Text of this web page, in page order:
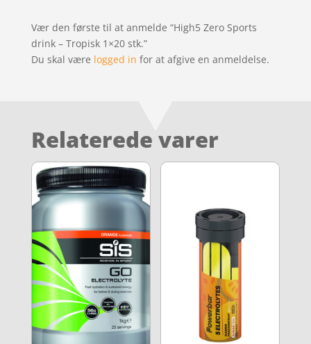
Vær den første til at anmelde “High5 Zero Sports
drink – Tropisk 1×20 stk.”
Du skal være logged in for at afgive en anmeldelse.
Relaterede varer